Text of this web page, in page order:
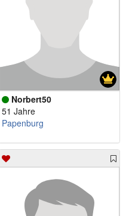
Norbert50
51 Jahre
Papenburg